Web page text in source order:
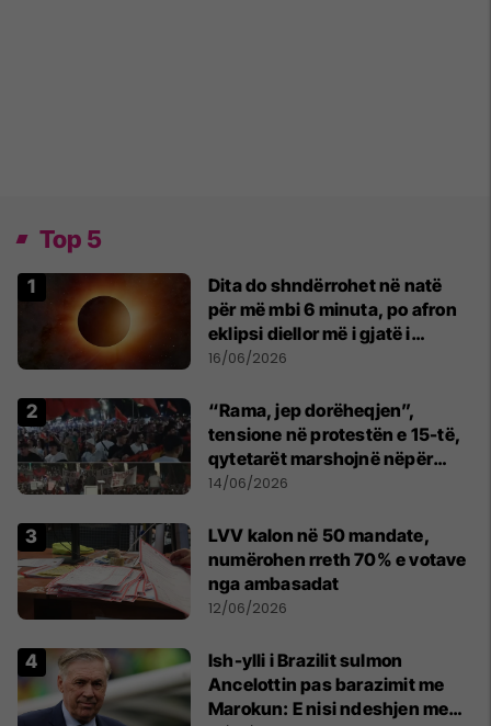
Top 5
Dita do shndërrohet në natë
për më mbi 6 minuta, po afron
eklipsi diellor më i gjatë i
shekullit të 21-të
16/06/2026
“Rama, jep dorëheqjen”,
tensione në protestën e 15-të,
qytetarët marshojnë nëpër
kryeqytet
14/06/2026
LVV kalon në 50 mandate,
numërohen rreth 70% e votave
nga ambasadat
12/06/2026
Ish-ylli i Brazilit sulmon
Ancelottin pas barazimit me
Marokun: E nisi ndeshjen me